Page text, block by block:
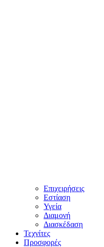
Επιχειρήσεις
Εστίαση
Υγεία
Διαμονή
Διασκέδαση
Τεχνίτες
Προσφορές